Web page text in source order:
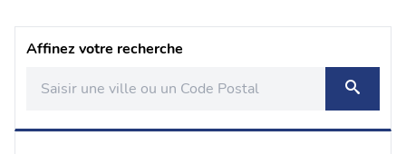
Affinez votre recherche